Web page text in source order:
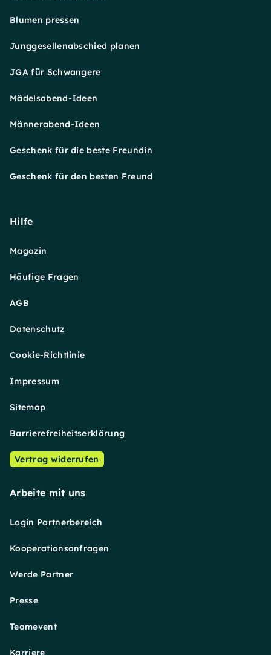
Blumen pressen
Junggesellenabschied planen
JGA für Schwangere
Mädelsabend-Ideen
Männerabend-Ideen
Geschenk für die beste Freundin
Geschenk für den besten Freund
Hilfe
Magazin
Häufige Fragen
AGB
Datenschutz
Cookie-Richtlinie
Impressum
Sitemap
Barrierefreiheitserklärung
Vertrag widerrufen
Arbeite mit uns
Login Partnerbereich
Kooperationsanfragen
Werde Partner
Presse
Teamevent
Karriere